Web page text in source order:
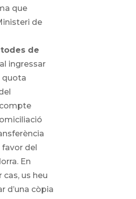
que
de
de
ingressar
quota
del
En
us heu
d’una còpia